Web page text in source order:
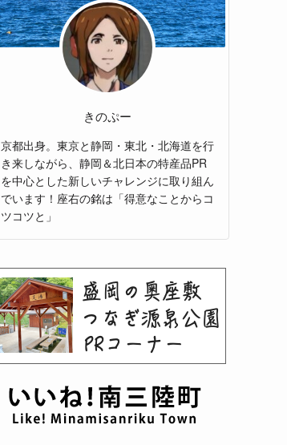
きのぷー
京都出身。東京と静岡・東北・北海道を行
き来しながら、静岡＆北日本の特産品PR
を中心とした新しいチャレンジに取り組ん
でいます！座右の銘は「得意なことからコ
ツコツと」